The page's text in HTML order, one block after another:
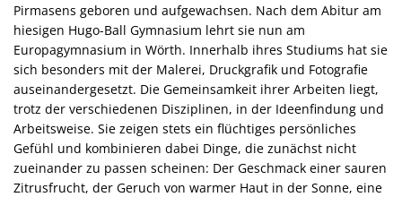
Pirmasens geboren und aufgewachsen. Nach dem Abitur am
hiesigen Hugo-Ball Gymnasium lehrt sie nun am
Europagymnasium in Wörth. Innerhalb ihres Studiums hat sie
sich besonders mit der Malerei, Druckgrafik und Fotografie
auseinandergesetzt. Die Gemeinsamkeit ihrer Arbeiten liegt,
trotz der verschiedenen Disziplinen, in der Ideenfindung und
Arbeitsweise. Sie zeigen stets ein flüchtiges persönliches
Gefühl und kombinieren dabei Dinge, die zunächst nicht
zueinander zu passen scheinen: Der Geschmack einer sauren
Zitrusfrucht, der Geruch von warmer Haut in der Sonne, eine